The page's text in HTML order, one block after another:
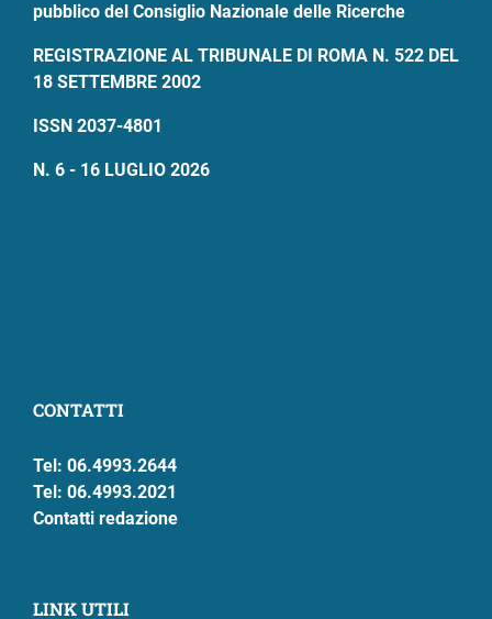
pubblico del Consiglio Nazionale delle Ricerche
REGISTRAZIONE AL TRIBUNALE DI ROMA N. 522 DEL
18 SETTEMBRE 2002
ISSN 2037-4801
N. 6 - 16 LUGLIO 2026
CONTATTI
Tel: 06.4993.2644
Tel: 06.4993.2021
Contatti redazione
LINK UTILI